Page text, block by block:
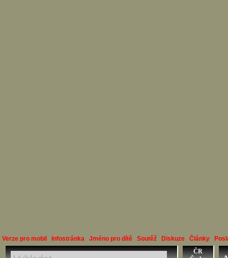
Verze pro mobil Infostránka Jméno pro dítě Soutěž Diskuze Články
Jméno, Příjmení, Obec
ČR